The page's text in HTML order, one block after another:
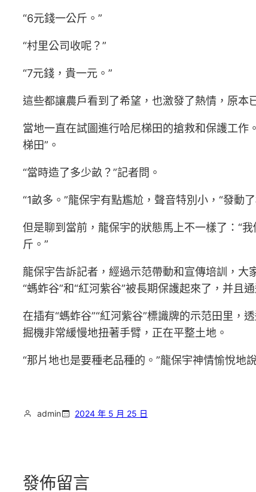
“6元錢一公斤。”
“村里公司收呢？”
“7元錢，貴一元。”
這些都讓農戶看到了希望，也激發了熱情，原本
當地一直在試圖進行哈尼梯田的搶救和保護工
梯田”。
“當時造了多少畝？”記者問。
“1畝多。”龍保宇有點尷尬，聲音特別小，“發動
但是聊到當前，龍保宇的狀態馬上不一樣了：“
斤。”
龍保宇告訴記者，經過示范帶動和宣傳培訓，大
“螞蚱谷”和“紅河紫谷”被長期保護起來了，并且
在插有“螞蚱谷”“紅河紫谷”標識牌的示范田里
掘機非常緩慢地扭著手臂，正在平整土地。
“那片地也是要種老品種的。”龍保宇神情愉悅地
admin 2024 年 5 月 25 日
發佈留言